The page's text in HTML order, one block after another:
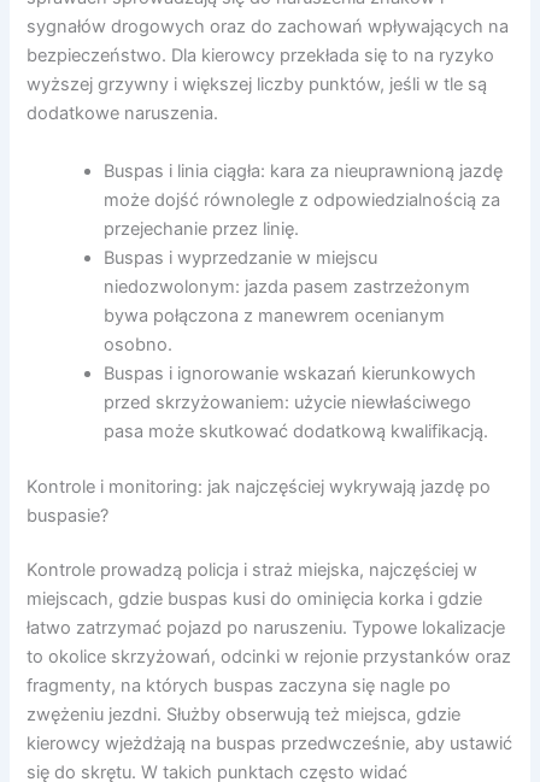
sygnałów drogowych oraz do zachowań wpływających na
bezpieczeństwo. Dla kierowcy przekłada się to na ryzyko
wyższej grzywny i większej liczby punktów, jeśli w tle są
dodatkowe naruszenia.
Buspas i linia ciągła: kara za nieuprawnioną jazdę
może dojść równolegle z odpowiedzialnością za
przejechanie przez linię.
Buspas i wyprzedzanie w miejscu
niedozwolonym: jazda pasem zastrzeżonym
bywa połączona z manewrem ocenianym
osobno.
Buspas i ignorowanie wskazań kierunkowych
przed skrzyżowaniem: użycie niewłaściwego
pasa może skutkować dodatkową kwalifikacją.
Kontrole i monitoring: jak najczęściej wykrywają jazdę po
buspasie?
Kontrole prowadzą policja i straż miejska, najczęściej w
miejscach, gdzie buspas kusi do ominięcia korka i gdzie
łatwo zatrzymać pojazd po naruszeniu. Typowe lokalizacje
to okolice skrzyżowań, odcinki w rejonie przystanków oraz
fragmenty, na których buspas zaczyna się nagle po
zwężeniu jezdni. Służby obserwują też miejsca, gdzie
kierowcy wjeżdżają na buspas przedwcześnie, aby ustawić
się do skrętu. W takich punktach często widać